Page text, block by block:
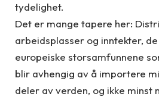
tydelighet.
Det er mange tapere her:
arbeidsplasser og inntekter,
europeiske storsamfunnene
blir avhengig av å importere
deler av verden, og ikke minst